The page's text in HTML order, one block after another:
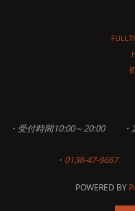
・受付時間10:00～20:00
・ 0138-47-9667
POWERED BY